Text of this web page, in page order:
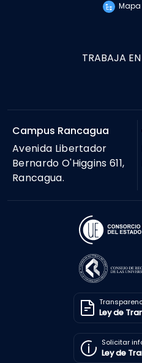
TRABAJA
Campus Rancagua
Avenida Libertador
Bernardo O'Higgins 611,
Rancagua.
Ley de
Solicitar
Ley de